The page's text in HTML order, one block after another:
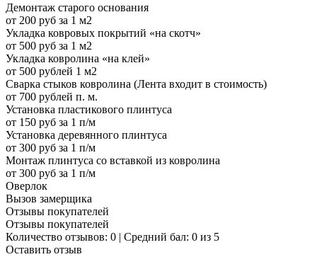
Демонтаж старого основания
от 200 руб за 1 м2
Укладка ковровых покрытий «на скотч»
от 500 руб за 1 м2
Укладка ковролина «на клей»
от 500 рублей 1 м2
Сварка стыков ковролина (Лента входит в стоимость)
от 700 рублей п. м.
Установка пластикового плинтуса
от 150 руб за 1 п/м
Установка деревянного плинтуса
от 300 руб за 1 п/м
Монтаж плинтуса со вставкой из ковролина
от 300 руб за 1 п/м
Оверлок
Вызов замерщика
Отзывы покупателей
Отзывы покупателей
Количество отзывов: 0 | Средний бал: 0 из 5
Оставить отзыв